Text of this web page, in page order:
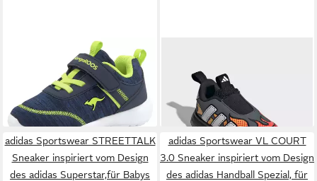
KANGAROOSKY-Chummy
EV Sneaker mit praktischem
Klettverschluss
ab 26,99 € UVP34,95 €
-23%
BUBBLECOMFY KIDS Slip-On
Sneaker für Kinder
ab 29,99 € UVP
-25%
adidas Sportswear STREETTALK
Sneaker inspiriert vom Design
des adidas Superstar,für Babys
adidas Sportswear VL COURT
3.0 Sneaker inspiriert vom Design
des adidas Handball Spezial, für